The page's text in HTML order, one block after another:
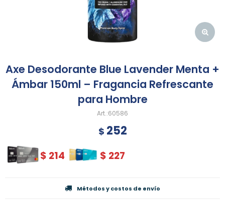
Axe Desodorante Blue Lavender Menta +
Ámbar 150ml – Fragancia Refrescante
para Hombre
60586
$ 252
$ 214 $ 227
Métodos y costos de envío